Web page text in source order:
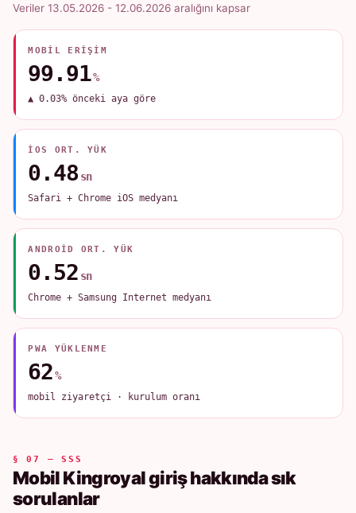
Veriler 13.05.2026 - 12.06.2026 aralığını kapsar
MOBIL ERIŞIM
99.91%
▲ 0.03% önceki aya göre
IOS ORT. YÜK
0.48 sn
Safari + Chrome iOS medyanı
ANDROID ORT. YÜK
0.52 sn
Chrome + Samsung Internet medyanı
PWA YÜKLENME
62%
mobil ziyaretçi · kurulum oranı
§ 07 — SSS
Mobil Kingroyal giriş hakkında sık
sorulanlar